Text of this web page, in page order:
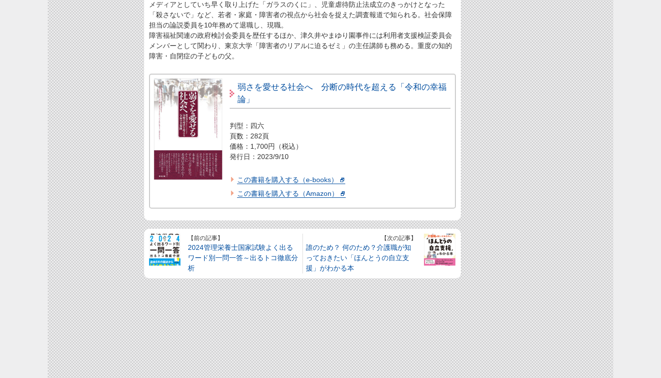
メディアとしていち早く取り上げた「ガラスのくに」、児童虐待防止法成立のきっかけとなった
「殺さないで」など、若者・家庭・障害者の視点から社会を捉えた調査報道で知られる。社会保障
担当の論説委員を10年務めて退職し、現職。
障害福祉関連の政府検討会委員を歴任するほか、津久井やまゆり園事件には利用者支援検証委員会
メンバーとして関わり、東京大学「障害者のリアルに迫るゼミ」の主任講師も務める。重度の知的
障害・自閉症の子どもの父。
弱さを愛せる社会へ 分断の時代を超える「令和の幸福
論」
判型：四六
頁数：282頁
価格：1,700円（税込）
発行日：2023/9/10
この書籍を購入する（e-books）
この書籍を購入する（Amazon）
【前の記事】
2024管理栄養士国家試験よく出る
ワード別一問一答～出るトコ徹底分
析
【次の記事】
誰のため？ 何のため？介護職が知
っておきたい「ほんとうの自立支
援」がわかる本